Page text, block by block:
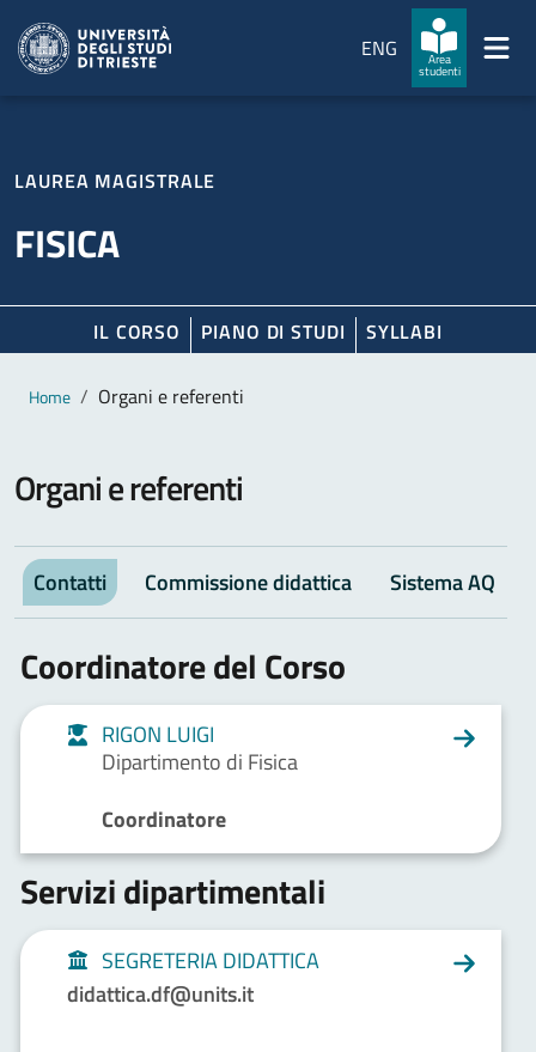
ENG
Area
studenti
LAUREA MAGISTRALE
FISICA
IL CORSO PIANO DI STUDI SYLLABI
Contenuto principale
Breadcrumb
Home Organi e referenti
Organi e referenti
Contatti Commissione didattica Sistema AQ
Coordinatore del Corso
RIGON LUIGI
Dipartimento di Fisica
Coordinatore
Servizi dipartimentali
SEGRETERIA DIDATTICA
didattica.df@units.it